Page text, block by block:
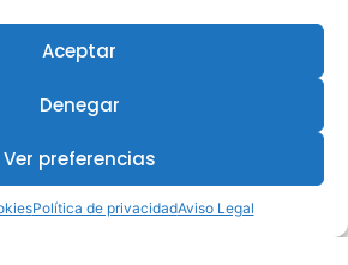
Aceptar
Denegar
Ver preferencias
Política de privacidadAviso Legal